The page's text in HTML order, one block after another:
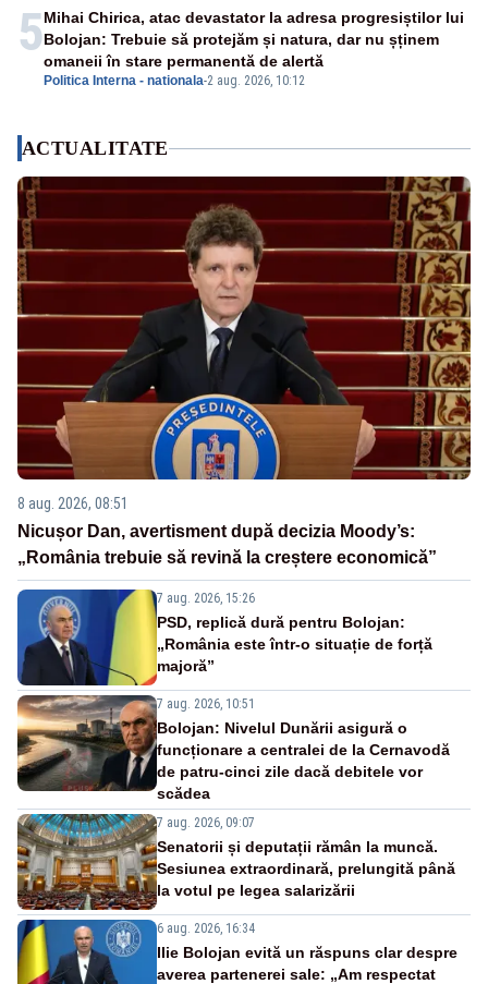
5
Politica Interna - nationala-2 aug. 2026, 10:12
Mihai Chirica, atac devastator la adresa progresiștilor lui
Bolojan: Trebuie să protejăm și natura, dar nu șținem
omaneii în stare permanentă de alertă
ACTUALITATE
8 aug. 2026, 08:51
Nicușor Dan, avertisment după decizia Moody’s:
„România trebuie să revină la creștere economică”
7 aug. 2026, 15:26
PSD, replică dură pentru Bolojan:
„România este într-o situație de forță
majoră”
7 aug. 2026, 10:51
Bolojan: Nivelul Dunării asigură o
funcționare a centralei de la Cernavodă
de patru-cinci zile dacă debitele vor
scădea
7 aug. 2026, 09:07
Senatorii și deputații rămân la muncă.
Sesiunea extraordinară, prelungită până
la votul pe legea salarizării
6 aug. 2026, 16:34
Ilie Bolojan evită un răspuns clar despre
averea partenerei sale: „Am respectat